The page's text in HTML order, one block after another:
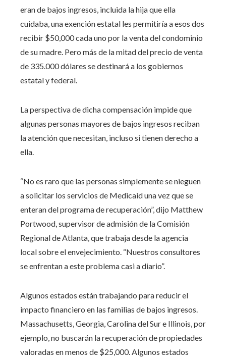
eran de bajos ingresos, incluida la hija que ella
cuidaba, una exención estatal les permitiría a esos dos
recibir $50,000 cada uno por la venta del condominio
de su madre. Pero más de la mitad del precio de venta
de 335.000 dólares se destinará a los gobiernos
estatal y federal.
La perspectiva de dicha compensación impide que
algunas personas mayores de bajos ingresos reciban
la atención que necesitan, incluso si tienen derecho a
ella.
“No es raro que las personas simplemente se nieguen
a solicitar los servicios de Medicaid una vez que se
enteran del programa de recuperación”, dijo Matthew
Portwood, supervisor de admisión de la Comisión
Regional de Atlanta, que trabaja desde la agencia
local sobre el envejecimiento. “Nuestros consultores
se enfrentan a este problema casi a diario”.
Algunos estados están trabajando para reducir el
impacto financiero en las familias de bajos ingresos.
Massachusetts, Georgia, Carolina del Sur e Illinois, por
ejemplo, no buscarán la recuperación de propiedades
valoradas en menos de $25,000. Algunos estados